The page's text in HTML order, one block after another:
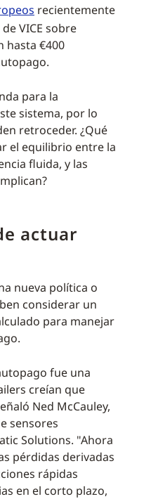
recientemente
VICE sobre
hasta €400
para la
sistema, por lo
retroceder. ¿Qué
el equilibrio entre la
fluida, y las
actuar
nueva política o
considerar un
para manejar
fue una
creían que
Ned McCauley,
sensores
Solutions. "Ahora
pérdidas derivadas
rápidas
en el corto plazo,